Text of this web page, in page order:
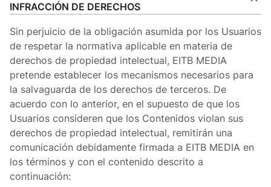
INFRACCIÓN DE DERECHOS
Sin perjuicio de la obligación asumida por los Usuarios
de respetar la normativa aplicable en materia de
derechos de propiedad intelectual, EITB MEDIA
pretende establecer los mecanismos necesarios para
la salvaguarda de los derechos de terceros. De
acuerdo con lo anterior, en el supuesto de que los
Usuarios consideren que los Contenidos violan sus
derechos de propiedad intelectual, remitirán una
comunicación debidamente firmada a EITB MEDIA en
los términos y con el contenido descrito a
continuación: